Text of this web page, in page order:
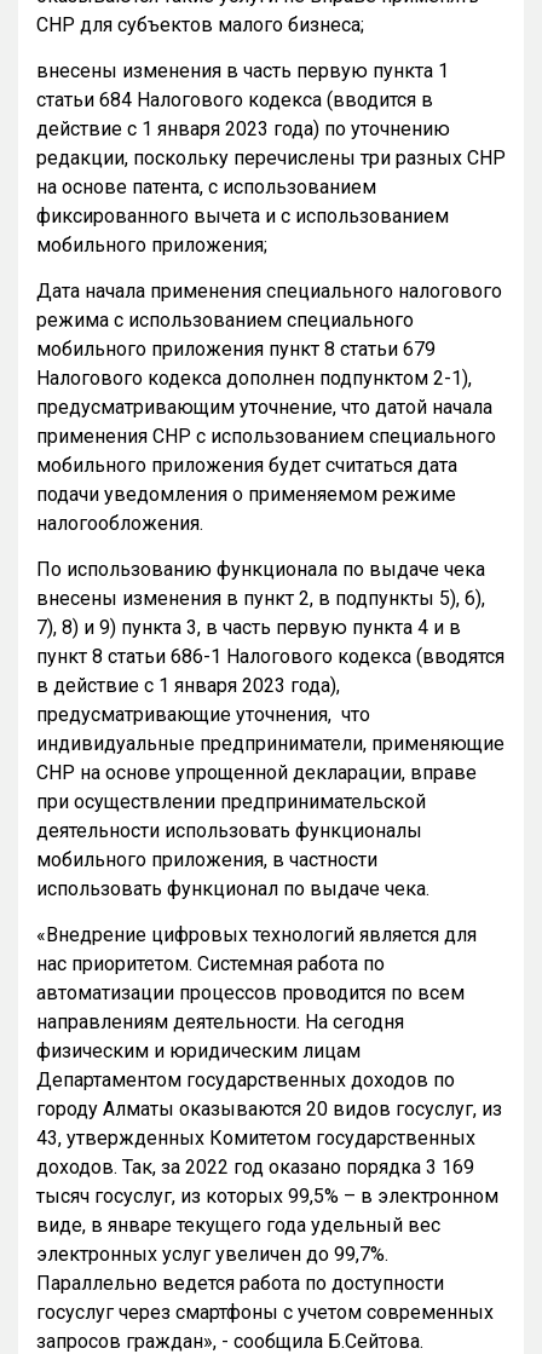
СНР для субъектов малого бизнеса;
внесены изменения в часть первую пункта 1
статьи 684 Налогового кодекса (вводится в
действие с 1 января 2023 года) по уточнению
редакции, поскольку перечислены три разных СНР
на основе патента, с использованием
фиксированного вычета и с использованием
мобильного приложения;
Дата начала применения специального налогового
режима с использованием специального
мобильного приложения пункт 8 статьи 679
Налогового кодекса дополнен подпунктом 2-1),
предусматривающим уточнение, что датой начала
применения СНР с использованием специального
мобильного приложения будет считаться дата
подачи уведомления о применяемом режиме
налогообложения.
По использованию функционала по выдаче чека
внесены изменения в пункт 2, в подпункты 5), 6),
7), 8) и 9) пункта 3, в часть первую пункта 4 и в
пункт 8 статьи 686-1 Налогового кодекса (вводятся
в действие с 1 января 2023 года),
предусматривающие уточнения, что
индивидуальные предприниматели, применяющие
СНР на основе упрощенной декларации, вправе
при осуществлении предпринимательской
деятельности использовать функционалы
мобильного приложения, в частности
использовать функционал по выдаче чека.
«Внедрение цифровых технологий является для
нас приоритетом. Системная работа по
автоматизации процессов проводится по всем
направлениям деятельности. На сегодня
физическим и юридическим лицам
Департаментом государственных доходов по
городу Алматы оказываются 20 видов госуслуг, из
43, утвержденных Комитетом государственных
доходов. Так, за 2022 год оказано порядка 3 169
тысяч госуслуг, из которых 99,5% – в электронном
виде, в январе текущего года удельный вес
электронных услуг увеличен до 99,7%.
Параллельно ведется работа по доступности
госуслуг через смартфоны с учетом современных
запросов граждан», - сообщила Б.Сейтова.